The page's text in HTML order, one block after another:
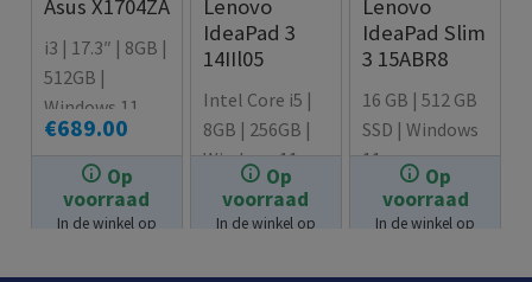
Op
voorraad
In de winkel op
Asus X1704ZA
€689.00
i3 | 17.3″ | 8GB |
512GB |
Windows 11
Stekker
Klaar
Op
voorraad
In de winkel op
Lenovo
IdeaPad 3
14IIl05
629.95
Intel Core i5 |
8GB | 256GB |
Windows 11
Stekker
Klaar
Op
voorraad
In de winkel op
Lenovo
IdeaPad Slim
3 15ABR8
549.00
16 GB | 512 GB
SSD | Windows
11
Stekker
Klaar